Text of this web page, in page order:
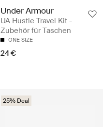
Under Armour
UA Hustle Travel Kit -
Zubehör für Taschen
ONE SIZE
24 €
25% Deal